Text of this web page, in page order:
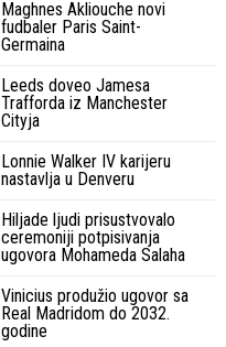
Maghnes Akliouche novi
fudbaler Paris Saint-
Germaina
Leeds doveo Jamesa
Trafforda iz Manchester
Cityja
Lonnie Walker IV karijeru
nastavlja u Denveru
Hiljade ljudi prisustvovalo
ceremoniji potpisivanja
ugovora Mohameda Salaha
Vinicius produžio ugovor sa
Real Madridom do 2032.
godine